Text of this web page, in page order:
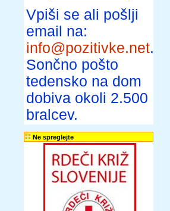
Vpiši se ali pošlji
email na:
info@pozitivke.net.
Sončno pošto
tedensko na dom
dobiva okoli 2.500
bralcev.
Ne spreglejte